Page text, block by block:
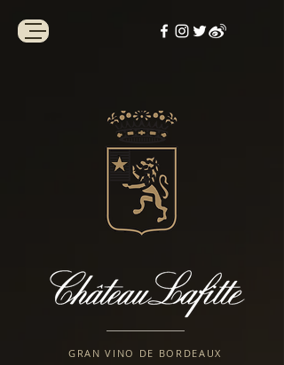
GRAN VINO DE BORDEAUX